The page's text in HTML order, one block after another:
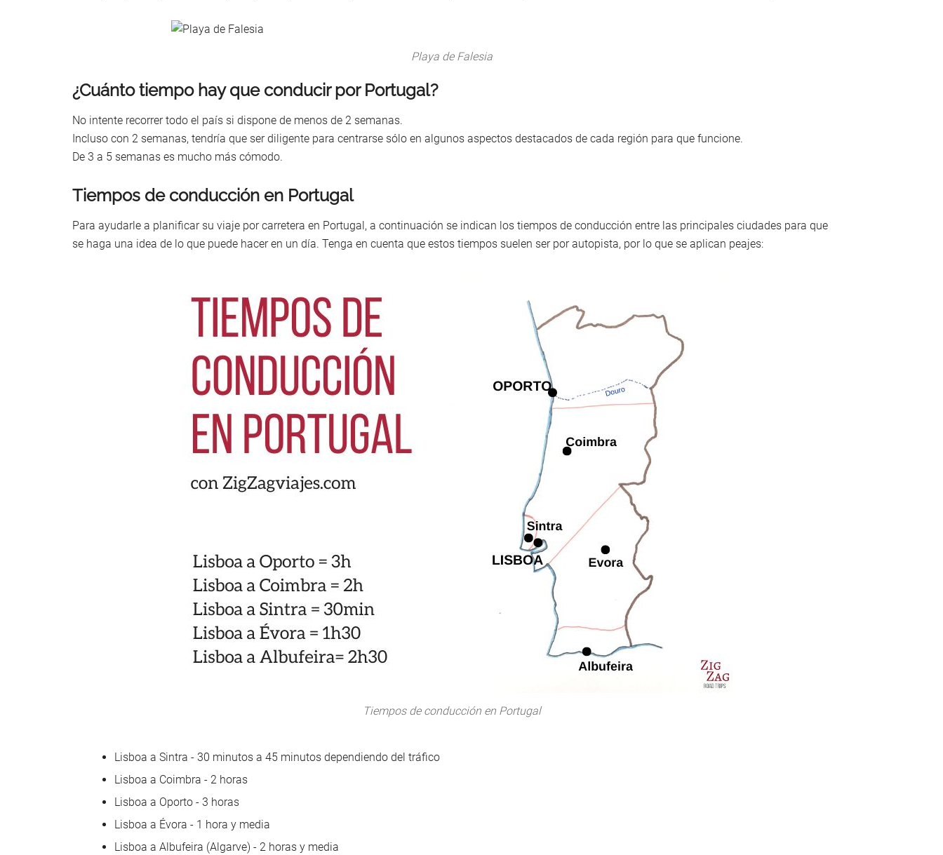
Playa de Falesia
¿Cuánto tiempo hay que conducir por Portugal?
No intente recorrer todo el país si dispone de menos de 2 semanas.
Incluso con 2 semanas, tendría que ser diligente para centrarse sólo en algunos aspectos destacados de cada región para que funcione.
De 3 a 5 semanas es mucho más cómodo.
Tiempos de conducción en Portugal
Para ayudarle a planificar su viaje por carretera en Portugal, a continuación se indican los tiempos de conducción entre las principales ciudades para que
se haga una idea de lo que puede hacer en un día. Tenga en cuenta que estos tiempos suelen ser por autopista, por lo que se aplican peajes:
Tiempos de conducción en Portugal
Lisboa a Sintra - 30 minutos a 45 minutos dependiendo del tráfico
Lisboa a Coimbra - 2 horas
Lisboa a Oporto - 3 horas
Lisboa a Évora - 1 hora y media
Lisboa a Albufeira (Algarve) - 2 horas y media